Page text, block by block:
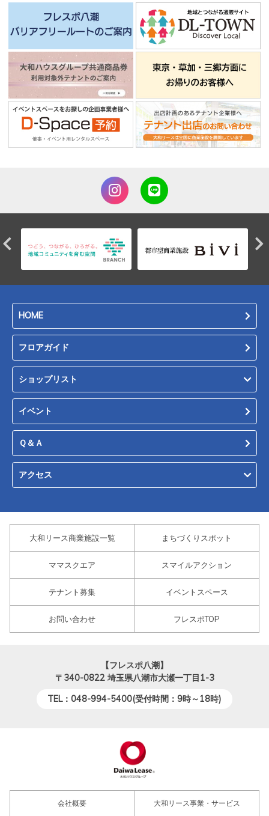
HOME
フロアガイド
ショップリスト
イベント
Ｑ＆Ａ
アクセス
大和リース商業施設一覧 まちづくりスポット
ママスクエア スマイルアクション
テナント募集 イベントスペース
お問い合わせ フレスポTOP
【フレスポ八潮】
〒340-0822 埼玉県八潮市大瀬一丁目1-3
TEL：048-994-5400(受付時間：9時～18時)
会社概要 大和リース事業・サービス